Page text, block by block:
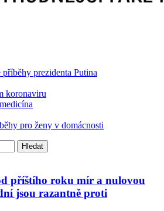
prezidenta Putina
koronaviru
pro ženy v domácnosti
příštího roku mír a nulovou
jsou razantně proti